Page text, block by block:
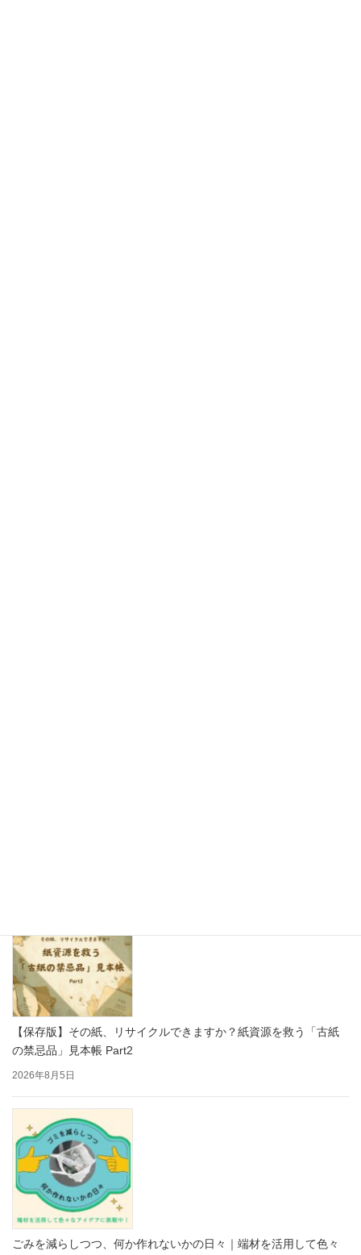
【保存版】その紙、リサイクルできますか？紙資源を救う「古紙
の禁忌品」見本帳 Part2
2026年8月5日
ごみを減らしつつ、何か作れないかの日々｜端材を活用して色々